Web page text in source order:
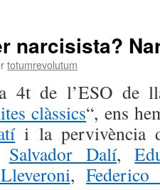
narcisista?
totumrevolutum
4t de l’ESO de
clàssics“, ens
i la pervivència
Salvador Dalí,
,